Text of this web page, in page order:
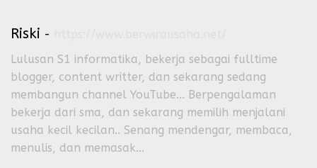
Riski -
Lulusan S1 informatika, bekerja sebagai fulltime
blogger, content writter, dan sekarang sedang
membangun channel YouTube... Berpengalaman
bekerja dari sma, dan sekarang memilih menjalani
usaha kecil kecilan.. Senang mendengar, membaca,
menulis, dan memasak...